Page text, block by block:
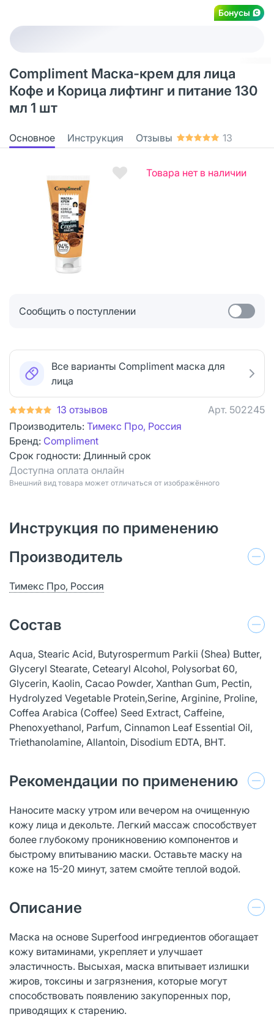
Бонусы
Compliment Маска-крем для лица
Кофе и Корица лифтинг и питание 130
мл 1 шт
Основное Инструкция Отзывы 13
Товара нет в наличии
Сообщить о поступлении
Все варианты Compliment маска для
лица
13 отзывов Арт. 502245
Производитель: Тимекс Про, Россия
Бренд: Compliment
Срок годности: Длинный срок
Доступна оплата онлайн
Bнешний вид товара может отличаться от изображённого
Инструкция по применению
Производитель
Тимекс Про, Россия
Состав
Aqua, Stearic Acid, Butyrospermum Parkii (Shea) Butter,
Glyceryl Stearate, Cetearyl Alcohol, Polysorbat 60,
Glycerin, Kaolin, Cacao Powder, Xanthan Gum, Pectin,
Hydrolyzed Vegetable Protein,Serine, Arginine, Proline,
Coffea Arabica (Coffee) Seed Extract, Caffeine,
Phenoxyethanol, Parfum, Cinnamon Leaf Essential Oil,
Triethanolamine, Allantoin, Disodium EDTA, BHT.
Рекомендации по применению
Наносите маску утром или вечером на очищенную
кожу лица и декольте. Легкий массаж способствует
более глубокому проникновению компонентов и
быстрому впитыванию маски. Оставьте маску на
коже на 15-20 минут, затем смойте теплой водой.
Описание
Маска на основе Superfood ингредиентов обогащает
кожу витаминами, укрепляет и улучшает
эластичность. Высыхая, маска впитывает излишки
жиров, токсины и загрязнения, которые могут
способствовать появлению закупоренных пор,
приводящих к старению.